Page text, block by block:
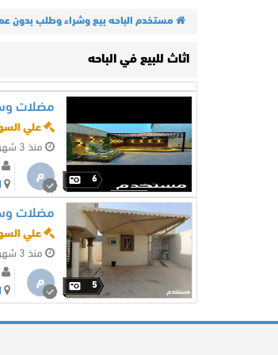
مستخدم الباحه بيع وشراء وطلب بدون
اثاث للبيع في الباحه
6
علي
منذ 3 شهر
م
5
مضلات
علي
منذ 3 شهر
م